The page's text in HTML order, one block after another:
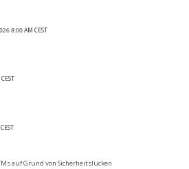
8:00 AM CEST
auf Grund von Sicherheitslücken